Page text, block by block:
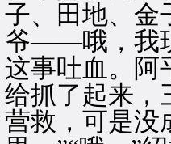
子、田地、金
爷——哦，我
这事吐血。阿
给抓了起来，
营救，可是没